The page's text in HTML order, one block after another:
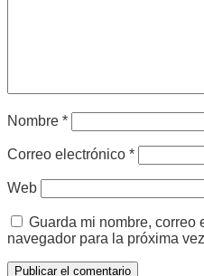
Nombre *
Correo electrónico *
Web
Guarda mi nombre, correo
navegador para la próxima